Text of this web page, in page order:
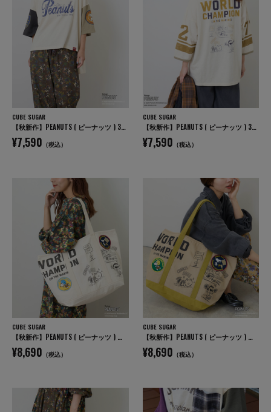
CUBE SUGAR
【秋新作】PEANUTS ( ピーナッツ ) 32/-スラブ天竺 配色 ワイド Tシャツ
¥7,590 （税込）
CUBE SUGAR
【秋新作】PEANUTS ( ピーナッツ ) 32/-スラブ天竺 ライン入り 7分袖 プルオーバー Tシャツ
¥7,590 （税込）
CUBE SUGAR
【秋新作】PEANUTS ( ピーナッツ ) キャンバス ビッグ トートバッグ
¥8,690 （税込）
CUBE SUGAR
【秋新作】PEANUTS ( ピーナッツ ) キャンバス ビッグ トートバッグ
¥8,690 （税込）